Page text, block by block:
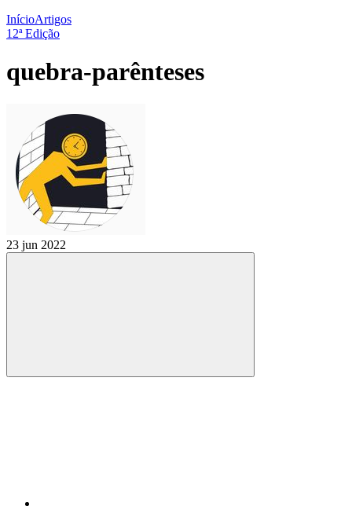
InícioArtigos
12ª Edição
quebra-parênteses
23 jun 2022
Compartilhar